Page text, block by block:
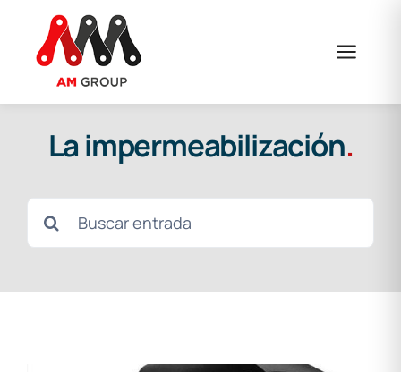
contenido
La impermeabilización.
Buscar: